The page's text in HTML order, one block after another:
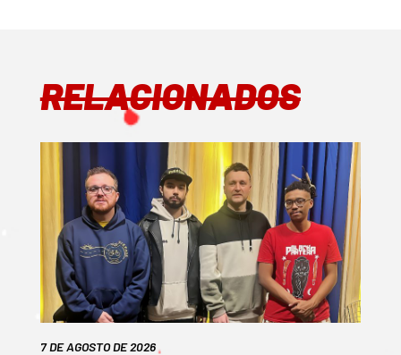
RELACIONADOS
7 DE AGOSTO DE 2026